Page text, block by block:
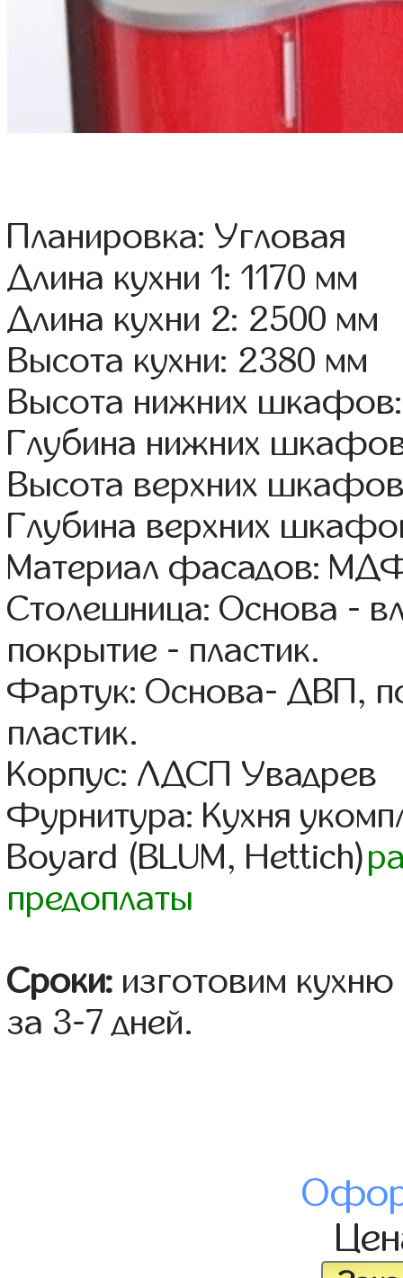
Планировка: Угловая
Длина кухни 1: 1170 мм
Длина кухни 2: 2500 мм
Высота кухни: 2380 мм
Высота нижних
Глубина нижних
Высота верхних
Глубина верхних
Материал фасадов:
Столешница: Основа -
покрытие - пластик.
Фартук: Основа- ДВП,
пластик.
Корпус: ЛДСП Увадрев
Фурнитура: Кухня
Boyard (BLUM, Hettich)
предоплаты
Сроки: изготовим
за 3-7 дней.